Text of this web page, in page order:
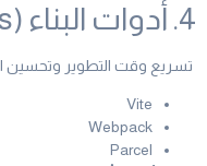
4. أدوات البناء (Build Tools)
تسريع وقت التطوير وتحسين
Vite
Webpack
Parcel